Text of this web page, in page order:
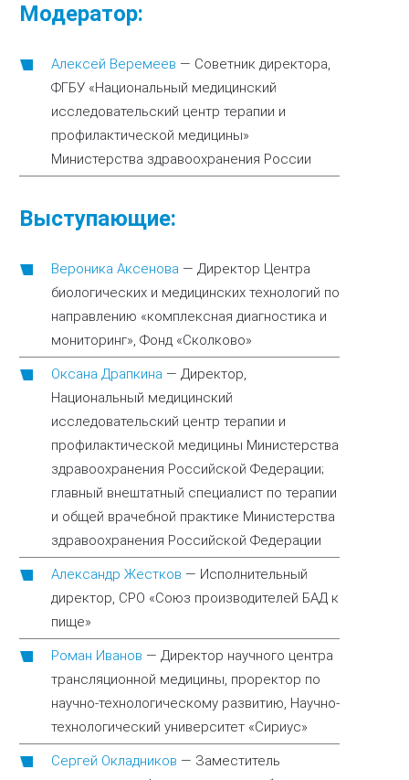
Модератор:
Алексей Веремеев — Советник директора,
ФГБУ «Национальный медицинский
исследовательский центр терапии и
профилактической медицины»
Министерства здравоохранения России
Выступающие:
Вероника Аксенова — Директор Центра
биологических и медицинских технологий по
направлению «комплексная диагностика и
мониторинг», Фонд «Сколково»
Оксана Драпкина — Директор,
Национальный медицинский
исследовательский центр терапии и
профилактической медицины Министерства
здравоохранения Российской Федерации;
главный внештатный специалист по терапии
и общей врачебной практике Министерства
здравоохранения Российской Федерации
Александр Жестков — Исполнительный
директор, СРО «Союз производителей БАД к
пище»
Роман Иванов — Директор научного центра
трансляционной медицины, проректор по
научно-технологическому развитию, Научно-
технологический университет «Сириус»
Сергей Окладников — Заместитель